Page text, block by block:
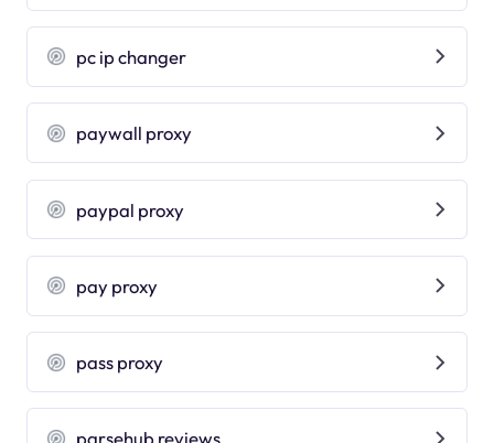
pc ip changer
paywall proxy
paypal proxy
pay proxy
pass proxy